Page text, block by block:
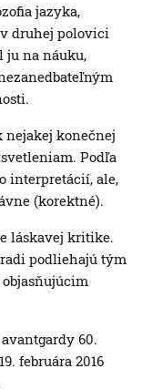
jazyka,
druhej polovici
ju na náuku,
nejakej konečnej
Podľa
interpretácií, ale,
(korektné).
láskavej kritike.
podliehajú tým
60.
februára 2016